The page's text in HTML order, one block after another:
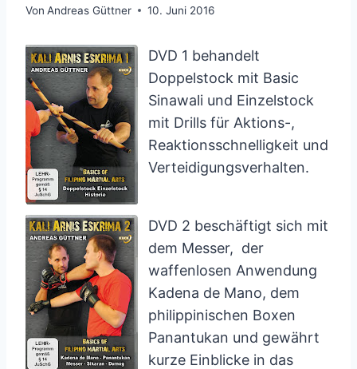
Von Andreas Güttner 10. Juni 2016
DVD 1 behandelt
Doppelstock mit Basic
Sinawali und Einzelstock
mit Drills für Aktions-,
Reaktionsschnelligkeit und
Verteidigungsverhalten.
DVD 2 beschäftigt sich mit
dem Messer, der
waffenlosen Anwendung
Kadena de Mano, dem
philippinischen Boxen
Panantukan und gewährt
kurze Einblicke in das